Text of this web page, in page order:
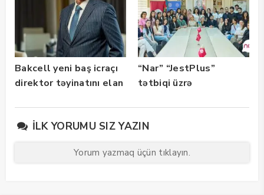
Bakcell yeni baş icraçı
direktor təyinatını elan
“Nar” “JestPlus”
tətbiqi üzrə
keçirdi
İLK YORUMU SIZ YAZIN
Yorum yazmaq üçün tıklayın.